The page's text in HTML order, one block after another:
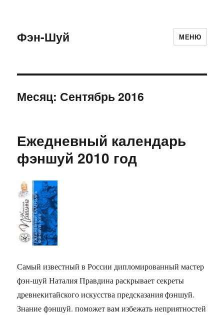
Фэн-Шуй МЕНЮ
Месяц: Сентябрь 2016
Ежедневный календарь
фэншуй 2010 год
Самый известный в России дипломированный мастер
фэн-шуй Наталия Правдина раскрывает секреты
древнекитайского искусства предсказания фэншуй.
Знание фэншуй. поможет вам избежать неприятностей